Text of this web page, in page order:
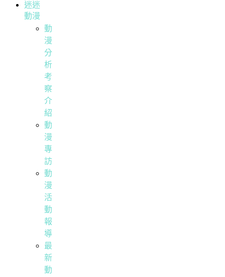
迷迷
動漫
動
漫
分
析
考
察
介
紹
動
漫
專
訪
動
漫
活
動
報
導
最
新
動